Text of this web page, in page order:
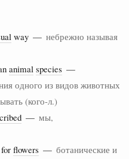
way — небрежно называя
animal species —
одного из видов животных
(кого-л.)
— мы,
flowers — ботанические и